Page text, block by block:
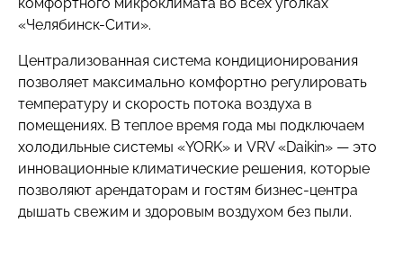
обеззараживание ультрафиолетом. И
обеспечиваем резерв воды для
тепловых пунктов (ИТП), через которые тепло
подается в системы радиаторного отопления,
систему приточной вентиляции для
подогрева подаваемого воздуха в
отопительный период и горячее
водоснабжение. На каждом этаже
поддерживается комфортная температура.
Также через ИТП мы организовали тепловые
«Челябинск-Сити».
Централизованная система кондиционирования
позволяет максимально комфортно регулировать
температуру и скорость потока воздуха в
помещениях. В теплое время года мы подключаем
холодильные системы «YORK» и VRV «Daikin» — это
инновационные климатические решения, которые
позволяют арендаторам и гостям бизнес-центра
дышать свежим и здоровым воздухом без пыли.